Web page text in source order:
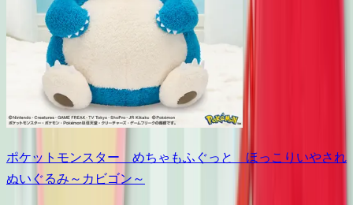
ポケットモンスター めちゃもふぐっと ほっこりいやされ
ぬいぐるみ～カビゴン～